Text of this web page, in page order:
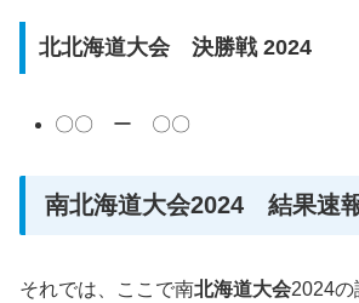
北北海道大会 決勝戦 2024
〇〇 ー 〇〇
南北海道大会2024 結果速
それでは、ここで南北海道大会2024の